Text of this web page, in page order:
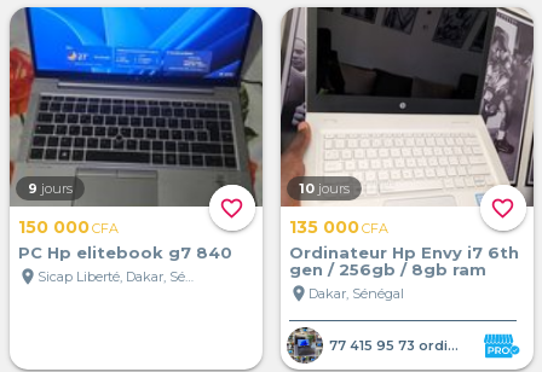
favorite_border
9 jours
150 000CFA
PC Hp elitebook g7 840
location_on
Sicap Liberté, Dakar, Sénégal
favorite_border
10 jours
135 000CFA
Ordinateur Hp Envy i7 6th
gen / 256gb / 8gb ram
location_on Dakar, Sénégal
77 415 95 73 ordinateur portab